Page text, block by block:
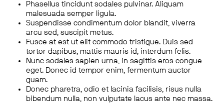
Phasellus tincidunt sodales pulvinar. Aliquam
malesuada semper ligula.
Suspendisse condimentum dolor blandit, viverra
arcu sed, suscipit metus.
Fusce at est ut elit commodo tristique. Duis sed
tortor dapibus, mattis mauris id, interdum felis.
Nunc sodales sapien urna, in sagittis eros congue
eget. Donec id tempor enim, fermentum auctor
quam.
Donec pharetra, odio et lacinia facilisis, risus nulla
bibendum nulla, non vulputate lacus ante nec massa.